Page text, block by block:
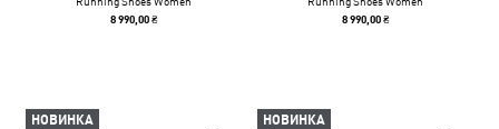
8 990,00 ₴ 8 990,00 ₴
НОВИНКА НОВИНКА